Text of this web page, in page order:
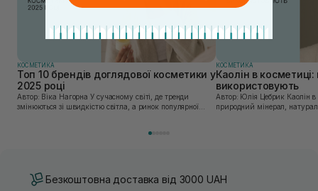
КОСМЕТИКА
Топ 10 брендів доглядової косметики у
2025 році
Автор: Віка Нагорна У сучасному світі, де тренди
змінюються зі швидкістю світла, а ринок популярної
КОСМЕТИКА
Каолін в
використовують
Автор: Юлія Цебрик Каолін в косметології – це
природний мінерал,
Безкоштовна доставка від 3000 UAH